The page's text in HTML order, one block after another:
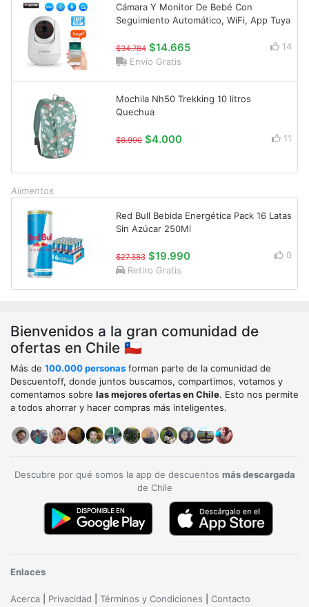
Cámara Y Monitor De Bebé Con
Seguimiento Automático, WiFi, App Tuya
$34.784 $14.665
14
Envío Gratis
Mochila Nh50 Trekking 10 litros
Quechua
$8.990 $4.000 11
Alimentos
Red Bull Bebida Energética Pack 16 Latas
Sin Azúcar 250Ml
$27.383 $19.990
0
Retiro Gratis
Bienvenidos a la gran comunidad de
ofertas en Chile 🇨🇱
Más de 100.000 personas forman parte de la comunidad de
Descuentoff, donde juntos buscamos, compartimos, votamos y
comentamos sobre las mejores ofertas en Chile. Esto nos permite
a todos ahorrar y hacer compras más inteligentes.
Descubre por qué somos la app de descuentos más descargada
de Chile
Enlaces
Acerca Privacidad Términos y Condiciones Contacto